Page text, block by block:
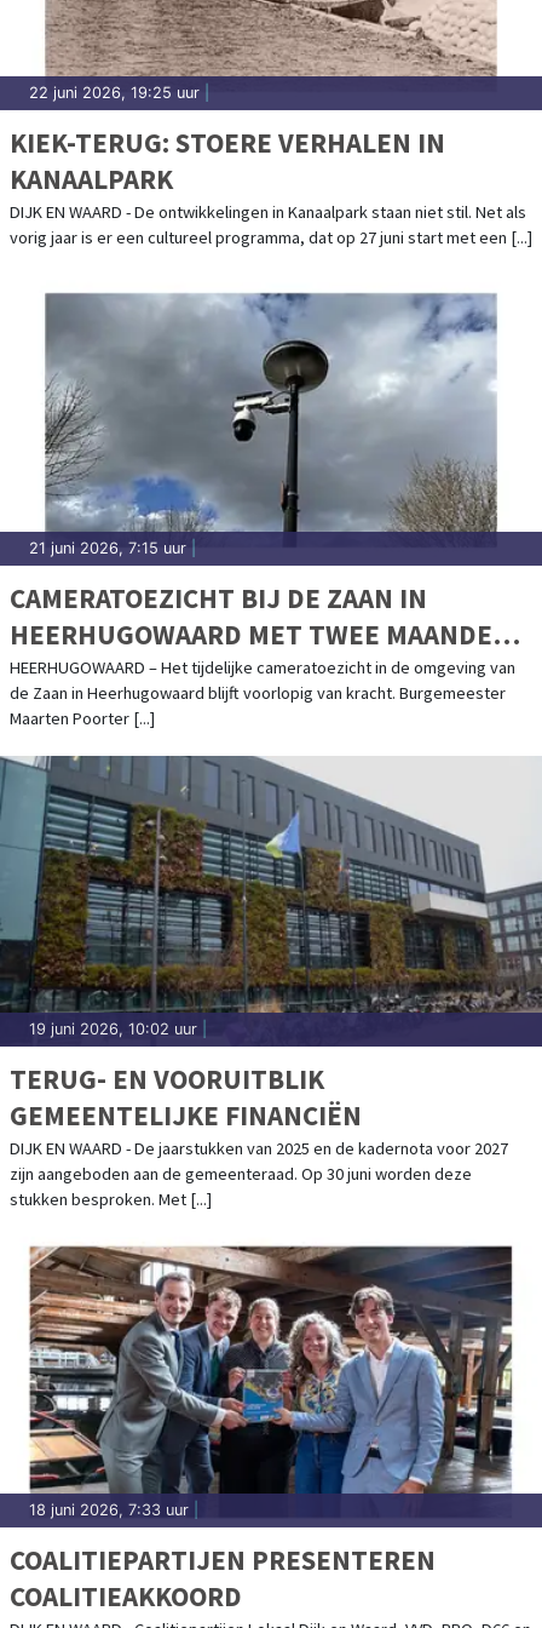
22 juni 2026, 19:25 uur
KIEK-TERUG: STOERE VERHALEN IN
KANAALPARK
DIJK EN WAARD - De ontwikkelingen in Kanaalpark staan niet stil. Net als
vorig jaar is er een cultureel programma, dat op 27 juni start met een [...]
21 juni 2026, 7:15 uur
CAMERATOEZICHT BIJ DE ZAAN IN
HEERHUGOWAARD MET TWEE MAANDEN
VERLENGD
HEERHUGOWAARD – Het tijdelijke cameratoezicht in de omgeving van
de Zaan in Heerhugowaard blijft voorlopig van kracht. Burgemeester
Maarten Poorter [...]
19 juni 2026, 10:02 uur
TERUG- EN VOORUITBLIK
GEMEENTELIJKE FINANCIËN
DIJK EN WAARD - De jaarstukken van 2025 en de kadernota voor 2027
zijn aangeboden aan de gemeenteraad. Op 30 juni worden deze
stukken besproken. Met [...]
18 juni 2026, 7:33 uur
COALITIEPARTIJEN PRESENTEREN
COALITIEAKKOORD